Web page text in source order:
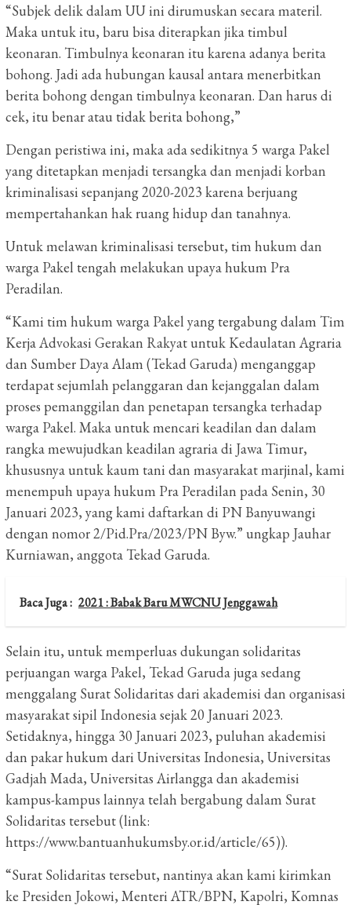
“Subjek delik dalam UU ini dirumuskan secara materil.
Maka untuk itu, baru bisa diterapkan jika timbul
keonaran. Timbulnya keonaran itu karena adanya berita
bohong. Jadi ada hubungan kausal antara menerbitkan
berita bohong dengan timbulnya keonaran. Dan harus di
cek, itu benar atau tidak berita bohong,”
Dengan peristiwa ini, maka ada sedikitnya 5 warga Pakel
yang ditetapkan menjadi tersangka dan menjadi korban
kriminalisasi sepanjang 2020-2023 karena berjuang
mempertahankan hak ruang hidup dan tanahnya.
Untuk melawan kriminalisasi tersebut, tim hukum dan
warga Pakel tengah melakukan upaya hukum Pra
Peradilan.
“Kami tim hukum warga Pakel yang tergabung dalam Tim
Kerja Advokasi Gerakan Rakyat untuk Kedaulatan Agraria
dan Sumber Daya Alam (Tekad Garuda) menganggap
terdapat sejumlah pelanggaran dan kejanggalan dalam
proses pemanggilan dan penetapan tersangka terhadap
warga Pakel. Maka untuk mencari keadilan dan dalam
rangka mewujudkan keadilan agraria di Jawa Timur,
khususnya untuk kaum tani dan masyarakat marjinal, kami
menempuh upaya hukum Pra Peradilan pada Senin, 30
Januari 2023, yang kami daftarkan di PN Banyuwangi
dengan nomor 2/Pid.Pra/2023/PN Byw.” ungkap Jauhar
Kurniawan, anggota Tekad Garuda.
Baca Juga : 2021 : Babak Baru MWCNU Jenggawah
Selain itu, untuk memperluas dukungan solidaritas
perjuangan warga Pakel, Tekad Garuda juga sedang
menggalang Surat Solidaritas dari akademisi dan organisasi
masyarakat sipil Indonesia sejak 20 Januari 2023.
Setidaknya, hingga 30 Januari 2023, puluhan akademisi
dan pakar hukum dari Universitas Indonesia, Universitas
Gadjah Mada, Universitas Airlangga dan akademisi
kampus-kampus lainnya telah bergabung dalam Surat
Solidaritas tersebut (link:
https://www.bantuanhukumsby.or.id/article/65)).
“Surat Solidaritas tersebut, nantinya akan kami kirimkan
ke Presiden Jokowi, Menteri ATR/BPN, Kapolri, Komnas